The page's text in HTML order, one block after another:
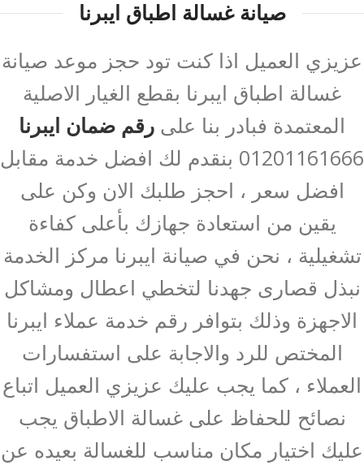
صيانة غسالة اطباق ايبرنا
عزيزي العميل اذا كنت تود حجز موعد صيانة
غسالة اطباق ايبرنا بقطع الغيار الاصلية
المعتمدة فبادر بنا على رقم ضمان ايبرنا
01201161666 بنقدم لك افضل خدمة مقابل
افضل سعر ، احجز طلبك الان وكن على
يقين من استعادة جهازك بأعلى كفاءة
تشغيلية ، نحن في صيانة ايبرنا مركز الخدمة
نبذل قصارى جهدنا لتخطي اعطال ومشاكل
الاجهزة وذلك بتوافر رقم خدمة عملاء ايبرنا
المختص للرد والاجابة على استفسارات
العملاء ، كما يجب عليك عزيزي العميل اتباع
نصائح للحفاظ على غسالة الاطباق يجب
عليك اختيار مكان مناسب للغسالة بعيده عن